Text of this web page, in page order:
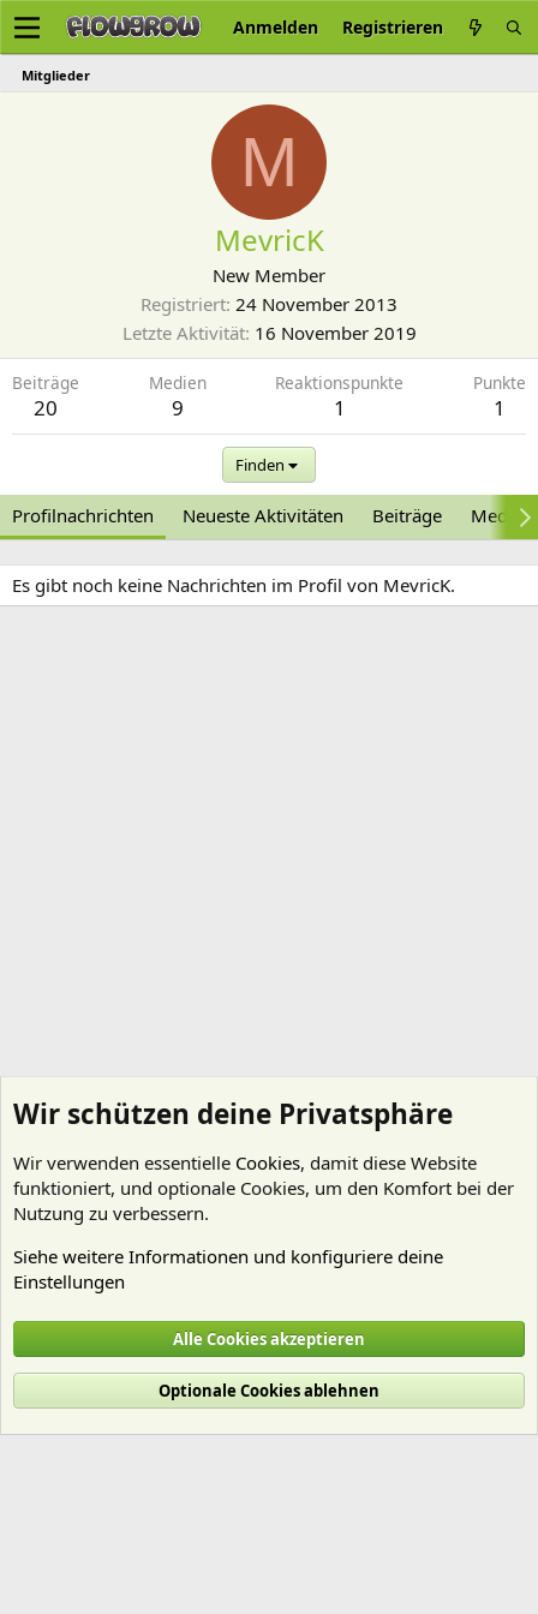
Anmelden Registrieren
Mitglieder
M
MevricK
New Member
Registriert 24 November 2013
Letzte Aktivität 16 November 2019
Beiträge
20
Medien
9
Reaktionspunkte
1
Punkte
1
Finden
Profilnachrichten Neueste Aktivitäten Beiträge Medien
Es gibt noch keine Nachrichten im Profil von MevricK.
Cookies
Deutsch (Du)
Nutzungsbedingungen
Datenschutz Hilfe und Impressum
R
Wir schützen deine Privatsphäre
Wir verwenden essentielle Cookies, damit diese Website
funktioniert, und optionale Cookies, um den Komfort bei der
Nutzung zu verbessern.
Siehe weitere Informationen und konfiguriere deine
Einstellungen
Alle Cookies akzeptieren
Optionale Cookies ablehnen